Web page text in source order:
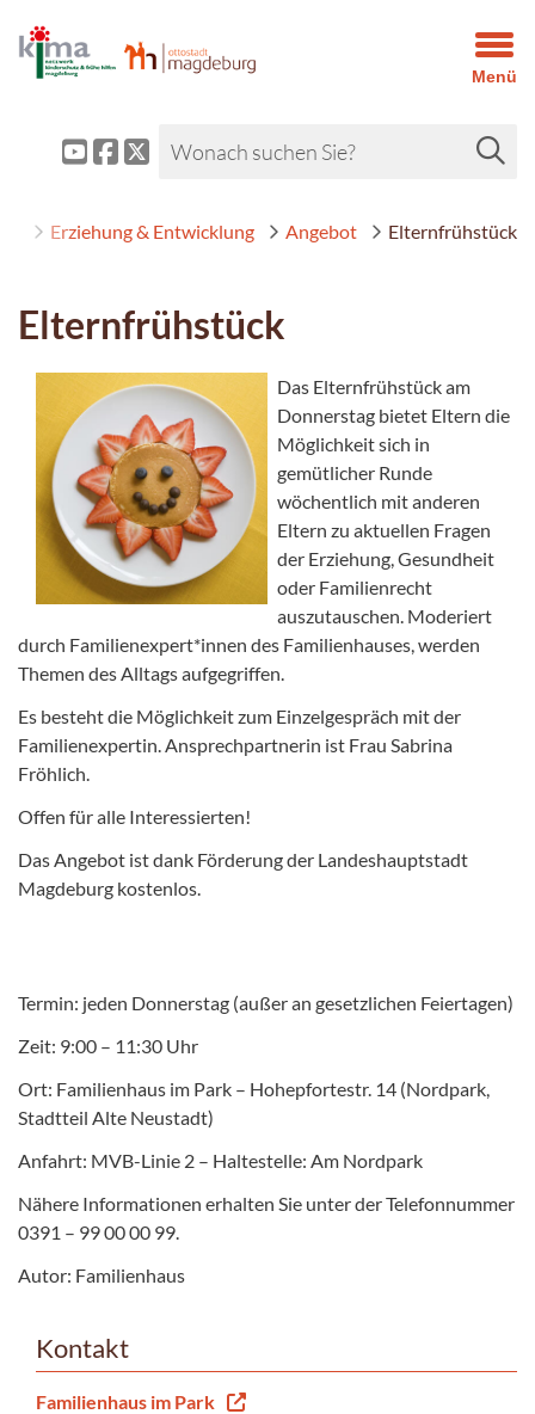
Menü
Erziehung & Entwicklung Angebot Elternfrühstück
Elternfrühstück
Das Elternfrühstück am
Donnerstag bietet Eltern die
Möglichkeit sich in
gemütlicher Runde
wöchentlich mit anderen
Eltern zu aktuellen Fragen
der Erziehung, Gesundheit
oder Familienrecht
auszutauschen. Moderiert
durch Familienexpert*innen des Familienhauses, werden
Themen des Alltags aufgegriffen.
Es besteht die Möglichkeit zum Einzelgespräch mit der
Familienexpertin. Ansprechpartnerin ist Frau Sabrina
Fröhlich.
Offen für alle Interessierten!
Das Angebot ist dank Förderung der Landeshauptstadt
Magdeburg kostenlos.
Termin: jeden Donnerstag (außer an gesetzlichen Feiertagen)
Zeit: 9:00 – 11:30 Uhr
Ort: Familienhaus im Park – Hohepfortestr. 14 (Nordpark,
Stadtteil Alte Neustadt)
Anfahrt: MVB-Linie 2 – Haltestelle: Am Nordpark
Nähere Informationen erhalten Sie unter der Telefonnummer
0391 – 99 00 00 99.
Autor: Familienhaus
Kontakt
Familienhaus im Park